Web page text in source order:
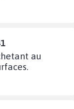
au